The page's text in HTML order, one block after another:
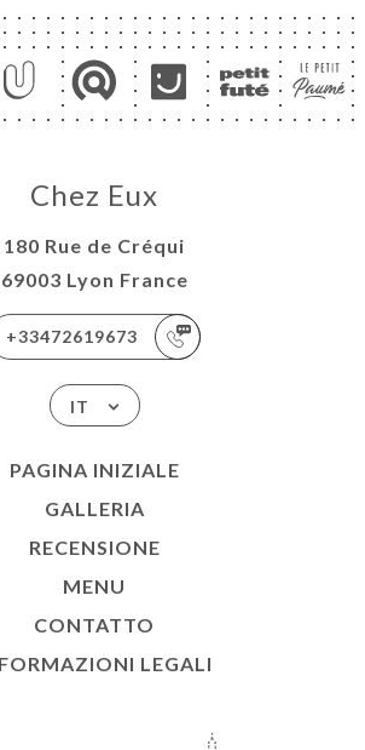
Chez Eux
180 Rue de Créqui
69003 Lyon France
+33472619673
IT
PAGINA INIZIALE
GALLERIA
RECENSIONE
MENU
CONTATTO
LEGALI